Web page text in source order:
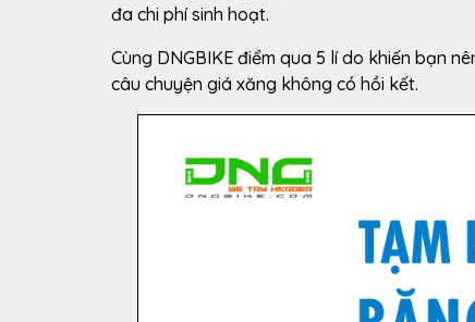
đa chi phí sinh hoạt.
Cùng DNGBIKE điểm qua 5 lí do khiến bạn
câu chuyện giá xăng không có hồi kết.